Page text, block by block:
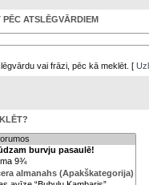
PĒC ATSLĒGVĀRDIEM
vai frāzi, pēc kā meklēt. [